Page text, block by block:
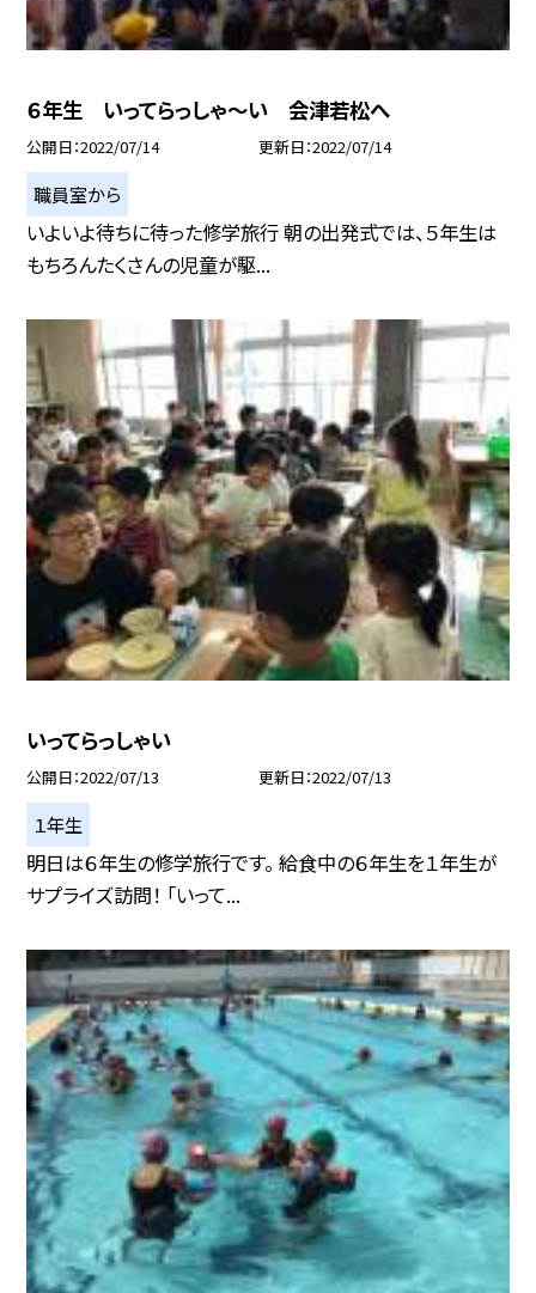
６年生 いってらっしゃ〜い 会津若松へ
公開日 2022/07/14 更新日 2022/07/14
職員室から
いよいよ待ちに待った修学旅行 朝の出発式では、５年生は
もちろんたくさんの児童が駆...
いってらっしゃい
公開日 2022/07/13 更新日 2022/07/13
１年生
明日は６年生の修学旅行です。 給食中の６年生を１年生が
サプライズ訪問！ 「いって...